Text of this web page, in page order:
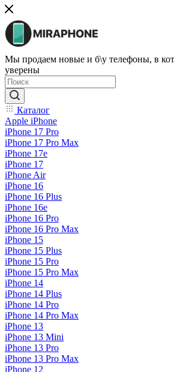
Мы продаем новые и б\у телефоны, в
уверены
Каталог
Apple iPhone
iPhone 17 Pro
iPhone 17 Pro Max
iPhone 17e
iPhone 17
iPhone Air
iPhone 16
iPhone 16 Plus
iPhone 16e
iPhone 16 Pro
iPhone 16 Pro Max
iPhone 15
iPhone 15 Plus
iPhone 15 Pro
iPhone 15 Pro Max
iPhone 14
iPhone 14 Plus
iPhone 14 Pro
iPhone 14 Pro Max
iPhone 13
iPhone 13 Mini
iPhone 13 Pro
iPhone 13 Pro Max
iPhone 12